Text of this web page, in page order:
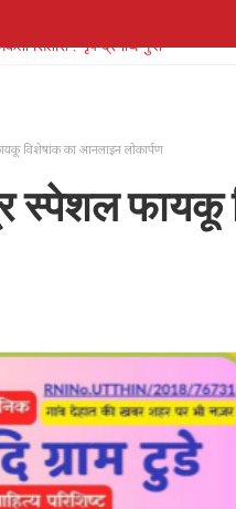
हुए पद्मश्री से सम्मानित
विशेषांक का आनलाइन लोकार्पण
स्पेशल